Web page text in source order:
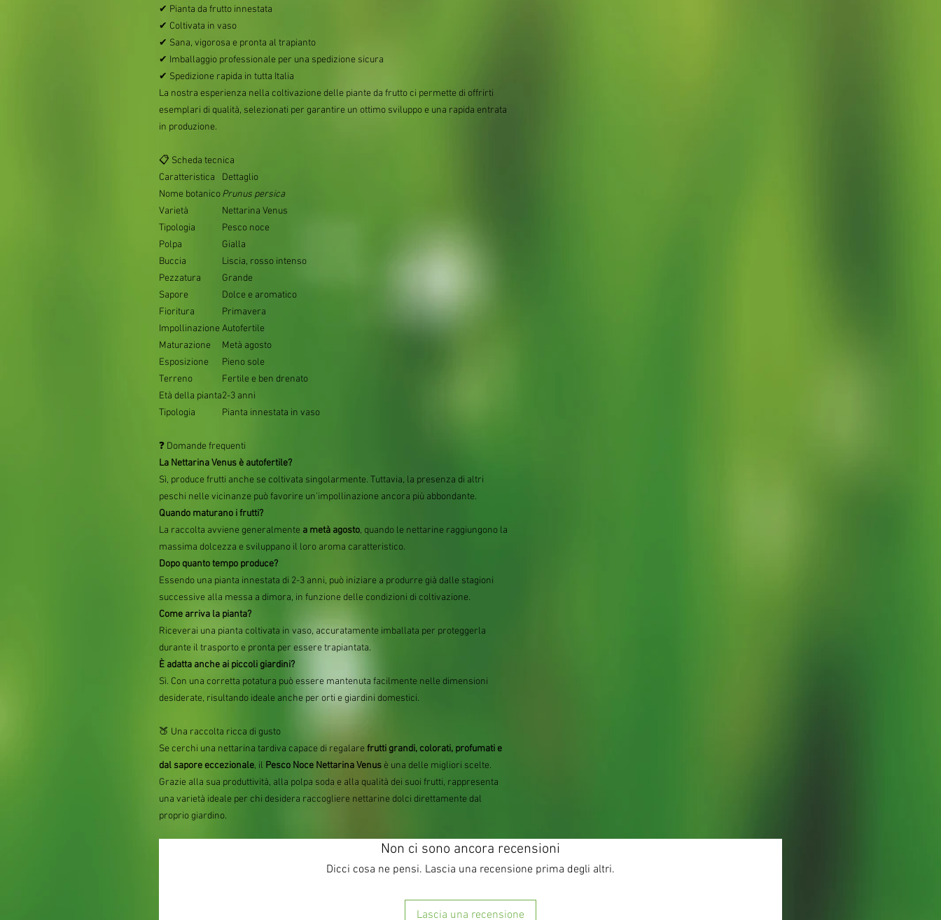
✔ Pianta da frutto innestata
✔ Coltivata in vaso
✔ Sana, vigorosa e pronta al trapianto
✔ Imballaggio professionale per una spedizione sicura
✔ Spedizione rapida in tutta Italia
La nostra esperienza nella coltivazione delle piante da frutto ci permette di offrirti
esemplari di qualità, selezionati per garantire un ottimo sviluppo e una rapida entrata
in produzione.
📋 Scheda tecnica
Caratteristica
Dettaglio
Nome botanicoPrunus persica
Varietà
Nettarina Venus
Tipologia
Pesco noce
Polpa
Gialla
Buccia
Liscia, rosso intenso
Pezzatura
Grande
Sapore
Dolce e aromatico
Fioritura
Primavera
Impollinazione Autofertile
Maturazione
Metà agosto
Esposizione
Pieno sole
Terreno
Fertile e ben drenato
Età della pianta2-3 anni
Tipologia
Pianta innestata in vaso
❓ Domande frequenti
La Nettarina Venus è autofertile?
Sì, produce frutti anche se coltivata singolarmente. Tuttavia, la presenza di altri
peschi nelle vicinanze può favorire un'impollinazione ancora più abbondante.
Quando maturano i frutti?
La raccolta avviene generalmente a metà agosto, quando le nettarine raggiungono la
massima dolcezza e sviluppano il loro aroma caratteristico.
Dopo quanto tempo produce?
Essendo una pianta innestata di 2-3 anni, può iniziare a produrre già dalle stagioni
successive alla messa a dimora, in funzione delle condizioni di coltivazione.
Come arriva la pianta?
Riceverai una pianta coltivata in vaso, accuratamente imballata per proteggerla
durante il trasporto e pronta per essere trapiantata.
È adatta anche ai piccoli giardini?
Sì. Con una corretta potatura può essere mantenuta facilmente nelle dimensioni
desiderate, risultando ideale anche per orti e giardini domestici.
🍑 Una raccolta ricca di gusto
Se cerchi una nettarina tardiva capace di regalare frutti grandi, colorati, profumati e
dal sapore eccezionale, il Pesco Noce Nettarina Venus è una delle migliori scelte.
Grazie alla sua produttività, alla polpa soda e alla qualità dei suoi frutti, rappresenta
una varietà ideale per chi desidera raccogliere nettarine dolci direttamente dal
proprio giardino.
Non ci sono ancora recensioni
Dicci cosa ne pensi. Lascia una recensione prima degli altri.
Lascia una recensione